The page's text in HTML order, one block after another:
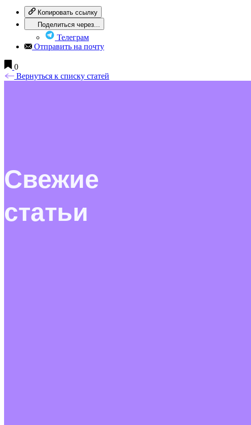
Копировать ссылку
Поделиться через...
Телеграм
Отправить на почту
0
Вернуться к списку статей
Свежие
статьи